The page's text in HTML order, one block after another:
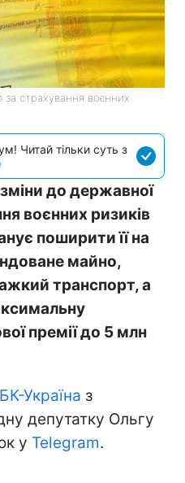
за страхування воєнних
Читай тільки суть з
до державної
воєнних ризиків
поширити її на
майно,
транспорт, а
премії до 5 млн
Україна з
депутатку Ольгу
у Telegram.